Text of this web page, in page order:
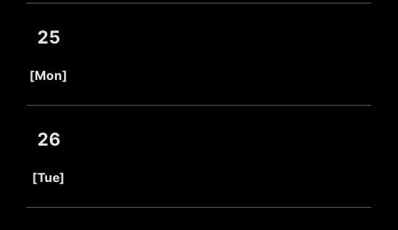
25
[Mon]
26
[Tue]